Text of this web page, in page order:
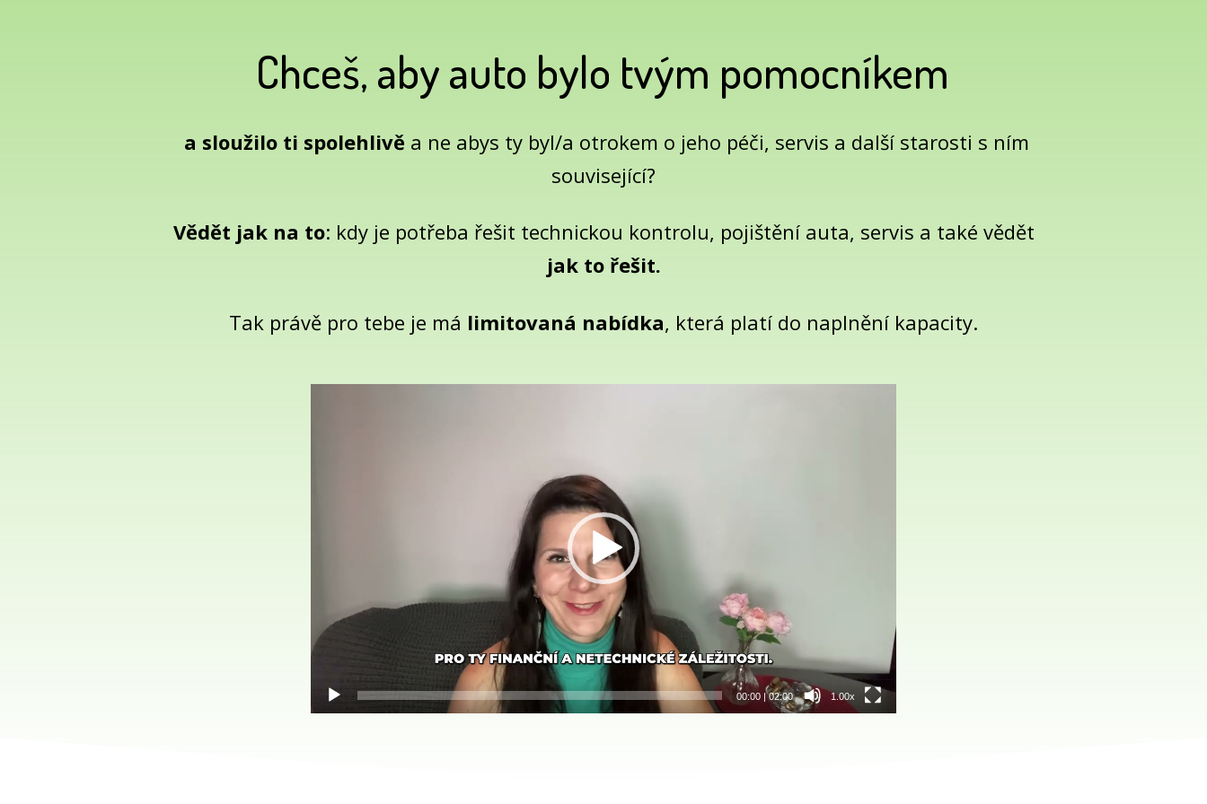
Chceš, aby auto bylo tvým pomocníkem
a sloužilo ti spolehlivě a ne abys ty byl/a otrokem o jeho péči, servis a další starosti s ním
související?
Vědět jak na to: kdy je potřeba řešit technickou kontrolu, pojištění auta, servis a také vědět
jak to řešit.
Tak právě pro tebe je má limitovaná nabídka, která platí do naplnění kapacity.
00:00 |02:00 1.00x